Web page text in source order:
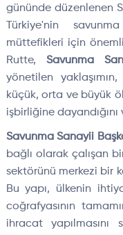
gününde düzenlenen
Türkiye'nin
müttefikleri için
Rutte, Savunma
yönetilen
küçük, orta ve büyük
işbirliğine dayandığını
Savunma Sanayii
bağlı olarak çalışan
sektörünü merkezi bir
Bu yapı, ülkenin
coğrafyasının
ihracat